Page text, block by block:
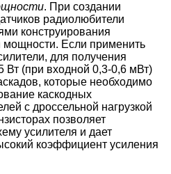
. При создании
радиолюбители
конструирования
мощности. Если применить
для получения
(при входной 0,3-0,6 мВт)
которые необходимо
каскодных
с дроссельной нагрузкой
позволяет
усилителя и дает
коэффициент усиления